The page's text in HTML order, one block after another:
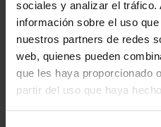
sociales y analizar el tráfico.
información sobre el uso
nuestros partners de redes
web, quienes pueden
que les haya proporcionado
partir del uso que haya